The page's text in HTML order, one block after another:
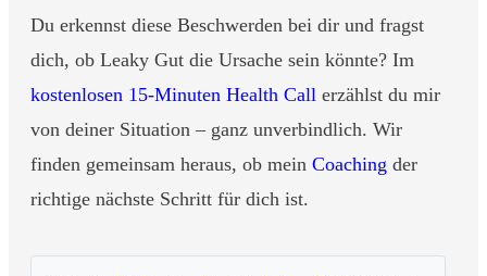
Du erkennst diese Beschwerden bei dir und fragst
dich, ob Leaky Gut die Ursache sein könnte? Im
kostenlosen 15-Minuten Health Call erzählst du mir
von deiner Situation – ganz unverbindlich. Wir
finden gemeinsam heraus, ob mein Coaching der
richtige nächste Schritt für dich ist.